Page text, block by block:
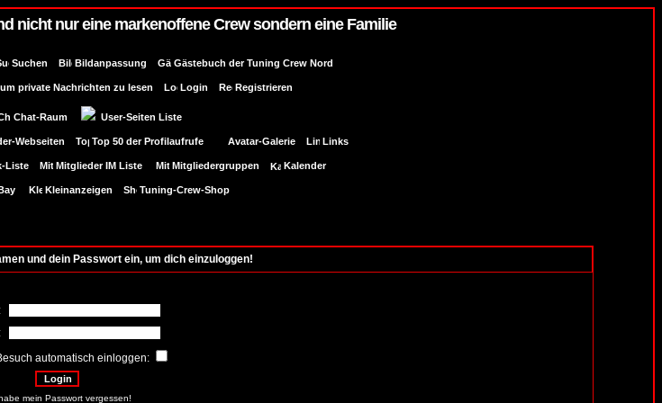
nicht nur eine markenoffene Crew sondern eine Familie
Suchen Bildanpassung Gästebuch der Tuning Crew Nord
private Nachrichten zu lesen Login Registrieren
Chat-Raum User-Seiten Liste
Webseiten Top 50 der Profilaufrufe Avatar-Galerie Links
Liste Mitglieder IM Liste Mitgliedergruppen Kalender
Kleinanzeigen Tuning-Crew-Shop
und dein Passwort ein, um dich einzuloggen!
automatisch einloggen:
mein Passwort vergessen!